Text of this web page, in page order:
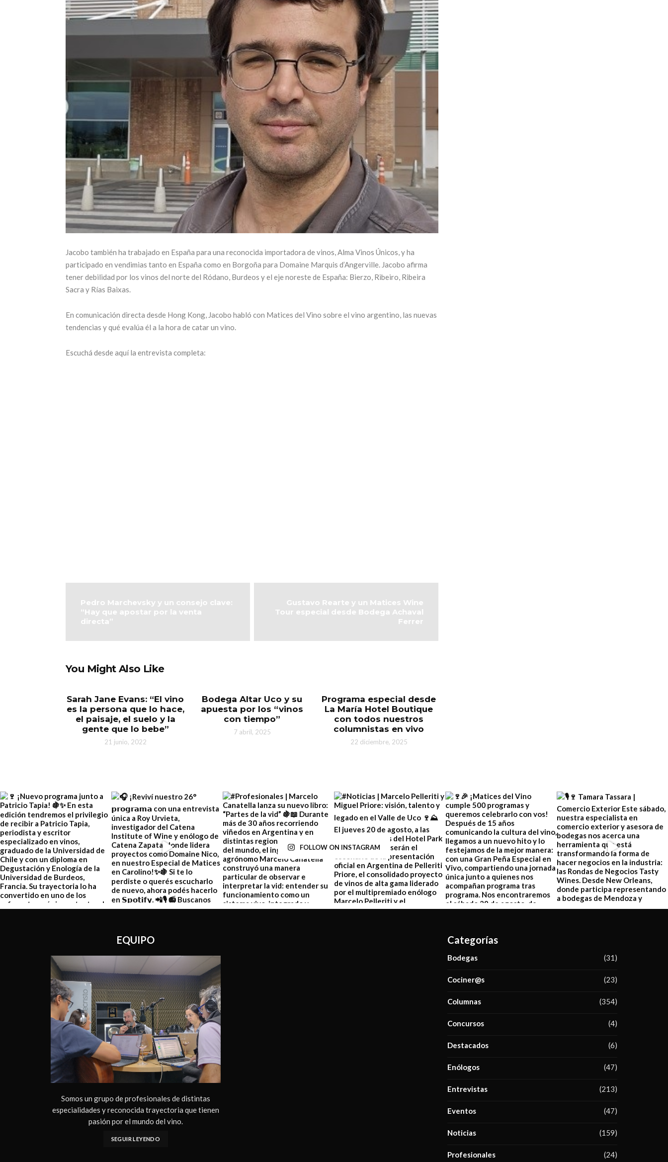
Jacobo también ha trabajado en España para una reconocida importadora de vinos, Alma Vinos Únicos, y ha
participado en vendimias tanto en España como en Borgoña para Domaine Marquis d’Angerville. Jacobo afirma
tener debilidad por los vinos del norte del Ródano, Burdeos y el eje noreste de España: Bierzo, Ribeiro, Ribeira
Sacra y Rías Baixas.
En comunicación directa desde Hong Kong, Jacobo habló con Matices del Vino sobre el vino argentino, las nuevas
tendencias y qué evalúa él a la hora de catar un vino.
Escuchá desde aquí la entrevista completa:
Pedro Marchevsky y un consejo clave:
“Hay que apostar por la venta
directa”
Gustavo Rearte y un Matices Wine
Tour especial desde Bodega Achaval
Ferrer
You Might Also Like
Sarah Jane Evans: “El vino
es la persona que lo hace,
el paisaje, el suelo y la
gente que lo bebe”
21 junio, 2022
Bodega Altar Uco y su
apuesta por los “vinos
con tiempo”
7 abril, 2025
Programa especial desde
La María Hotel Boutique
con todos nuestros
columnistas en vivo
22 diciembre, 2025
FOLLOW ON INSTAGRAM
EQUIPO
Somos un grupo de profesionales de distintas
especialidades y reconocida trayectoria que tienen
pasión por el mundo del vino.
SEGUIR LEYENDO
Categorías
Bodegas (31)
Cociner@s (23)
Columnas (354)
Concursos (4)
Destacados (6)
Enólogos (47)
Entrevistas (213)
Eventos (47)
Noticias (159)
Profesionales (24)